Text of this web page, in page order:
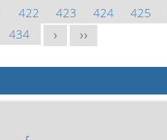
422 423 424 425
434 > >>